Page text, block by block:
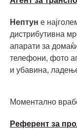
Нептун е
дистрибутивна
апарати за
телефони, фото
и убавина,
Моментално
Референт за